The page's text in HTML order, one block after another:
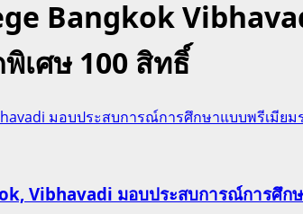
Bangkok
เศษ 100 สิทธิ์
มอบประสบการณ์การศึกษาแบบพรีเมีย
Vibhavadi มอบประสบการณ์การศึก